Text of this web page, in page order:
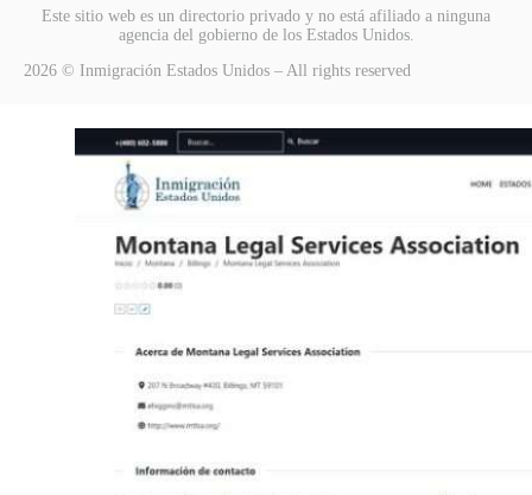
Este sitio web es un directorio privado y no está afiliado a ninguna
agencia del gobierno de los Estados Unidos.
2026 © Inmigración Estados Unidos – All rights reserved